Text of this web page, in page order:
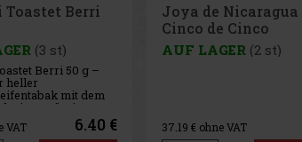
Toastet Berri
(3 st)
Berri 50 g –
heller
mit dem
einer würzigen
Himbeeren und
VAT 6.40 €
Joya de Nicaragua
Cinco de Cinco
Sampler 4er
AUF LAGER (2 st)
37.19 € ohne VAT